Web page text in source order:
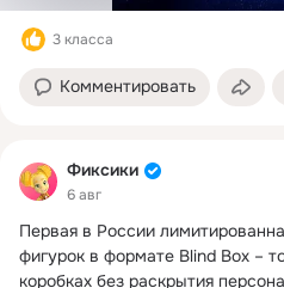
3 класса
Комментировать
Фиксики
6 авг
Первая в России
фигурок в формате Blind Box –
коробках без раскрытия